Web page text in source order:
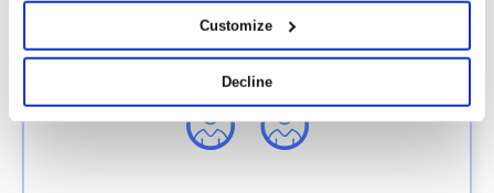
Customize
Decline